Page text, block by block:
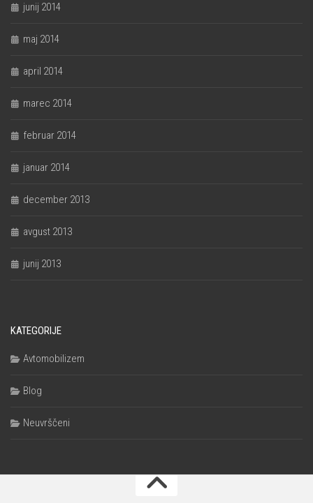
junij 2014
maj 2014
april 2014
marec 2014
februar 2014
januar 2014
december 2013
avgust 2013
junij 2013
KATEGORIJE
Avtomobilizem
Blog
Neuvrščeni